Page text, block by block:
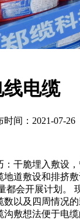
电缆
间：2021-07-26
：干脆埋入敷设
地道敷设和排挤
都会开展计划。
数以及四周情况
沟敷想法便于电